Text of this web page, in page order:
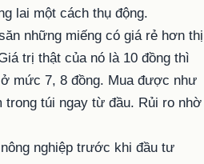
lai một cách thụ động.
những miếng có giá rẻ hơn thị
trị thật của nó là 10 đồng thì
mức 7, 8 đồng. Mua được như
túi ngay từ đầu. Rủi ro nhờ